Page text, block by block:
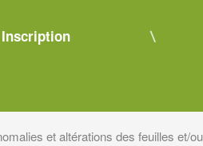
Inscription
et altérations des feuilles et/